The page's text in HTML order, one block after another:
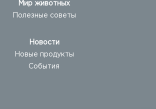
Мир животных
Полезные советы
Новости
Новые продукты
События